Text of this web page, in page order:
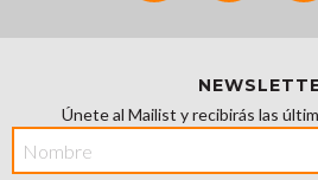
Únete al Mailist y recibirás las